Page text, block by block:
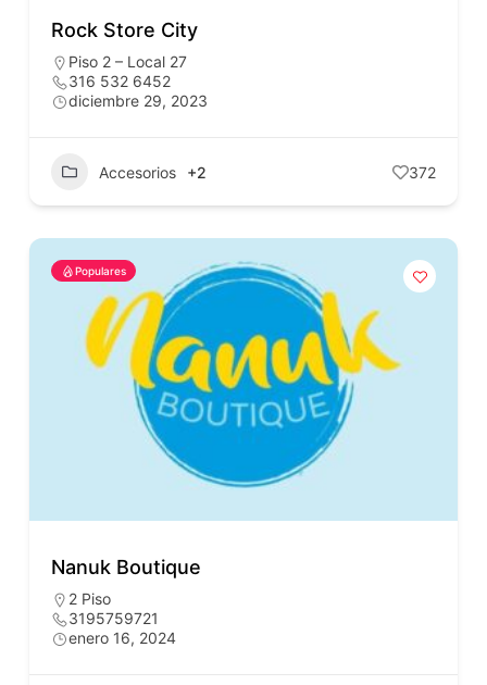
Rock Store City
Piso 2 – Local 27
316 532 6452
diciembre 29, 2023
Accesorios +2 372
Populares
Nanuk Boutique
2 Piso
3195759721
enero 16, 2024